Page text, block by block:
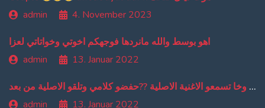
admin
4. November 2023
اهو بوسط والله مانردها فوجهكم اخوتي وخواتاتي لعزا
admin
13. Januar 2022
من دبا غادي تبقاو تسمعو ترجمة ديالي وخا تسمعو الاغنية الاصلية ??حفضو كلامي وتلقو الاصلية من بعد
admin
13. Januar 2022